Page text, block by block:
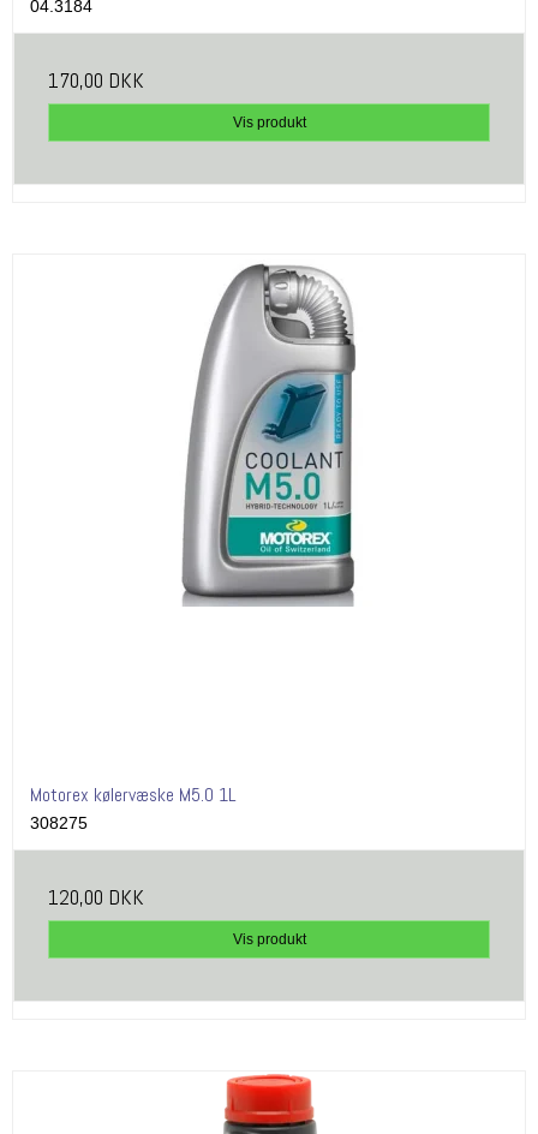
04.3184
170,00 DKK
Vis produkt
Motorex kølervæske M5.0 1L
308275
120,00 DKK
Vis produkt